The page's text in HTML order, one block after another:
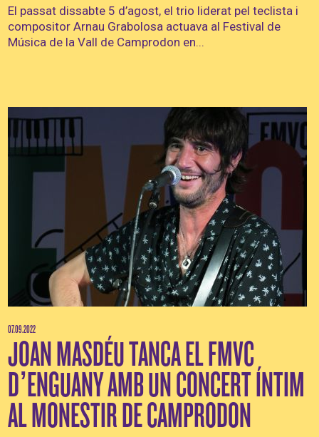
El passat dissabte 5 d’agost, el trio liderat pel teclista i
compositor Arnau Grabolosa actuava al Festival de
Música de la Vall de Camprodon en...
07.09.2022
JOAN MASDÉU TANCA EL FMVC
D’ENGUANY AMB UN CONCERT ÍNTIM
AL MONESTIR DE CAMPRODON